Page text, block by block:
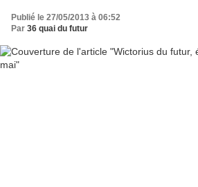
Publié le 27/05/2013 à 06:52
Par 36 quai du futur